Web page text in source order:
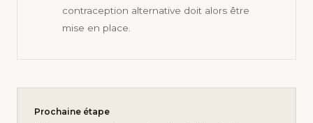
contraception alternative doit alors être
mise en place.
Prochaine étape